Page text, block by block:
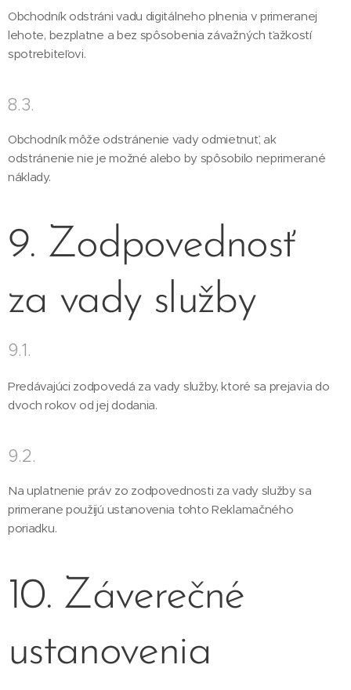
Obchodník odstráni vadu digitálneho plnenia v primeranej
lehote, bezplatne a bez spôsobenia závažných ťažkostí
spotrebiteľovi.
8.3.
Obchodník môže odstránenie vady odmietnuť, ak
odstránenie nie je možné alebo by spôsobilo neprimerané
náklady.
9. Zodpovednosť
za vady služby
9.1.
Predávajúci zodpovedá za vady služby, ktoré sa prejavia do
dvoch rokov od jej dodania.
9.2.
Na uplatnenie práv zo zodpovednosti za vady služby sa
primerane použijú ustanovenia tohto Reklamačného
poriadku.
10. Záverečné
ustanovenia